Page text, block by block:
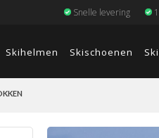
Snelle levering
Skihelmen Skischoenen